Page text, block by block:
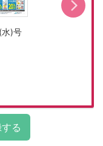
)号